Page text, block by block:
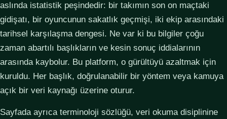
aslında istatistik peşindedir: bir takımın son on maçtaki
gidişatı, bir oyuncunun sakatlık geçmişi, iki ekip arasındaki
tarihsel karşılaşma dengesi. Ne var ki bu bilgiler çoğu
zaman abartılı başlıkların ve kesin sonuç iddialarının
arasında kaybolur. Bu platform, o gürültüyü azaltmak için
kuruldu. Her başlık, doğrulanabilir bir yöntem veya kamuya
açık bir veri kaynağı üzerine oturur.
Sayfada ayrıca terminoloji sözlüğü, veri okuma disiplinine